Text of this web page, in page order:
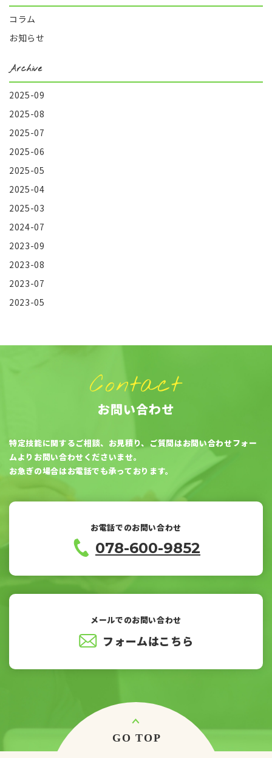
コラム
お知らせ
Archive
2025-09
2025-08
2025-07
2025-06
2025-05
2025-04
2025-03
2024-07
2023-09
2023-08
2023-07
2023-05
Contact
お問い合わせ
特定技能に関するご相談、お見積り、ご質問はお問い合わせフォー
ムよりお問い合わせくださいませ。
お急ぎの場合はお電話でも承っております。
お電話でのお問い合わせ
078-600-9852
メールでのお問い合わせ
フォームはこちら